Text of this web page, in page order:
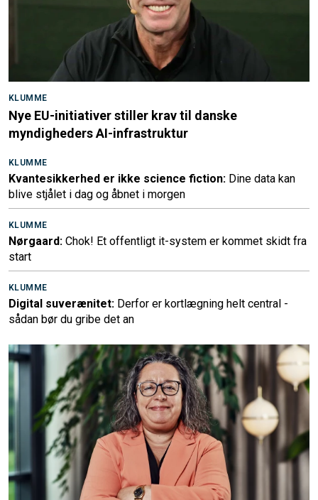
KLUMME
Nye EU-initiativer stiller krav til danske
myndigheders AI-infrastruktur
KLUMME
Kvantesikkerhed er ikke science fiction: Dine data kan
blive stjålet i dag og åbnet i morgen
KLUMME
Nørgaard: Chok! Et offentligt it-system er kommet skidt fra
start
KLUMME
Digital suverænitet: Derfor er kortlægning helt central -
sådan bør du gribe det an